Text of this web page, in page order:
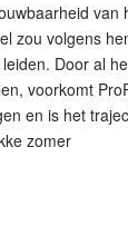
van
zou volgens
Door al
voorkomt
en is het
zomer